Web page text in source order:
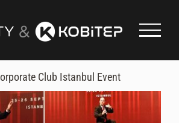
Club Istanbul Event